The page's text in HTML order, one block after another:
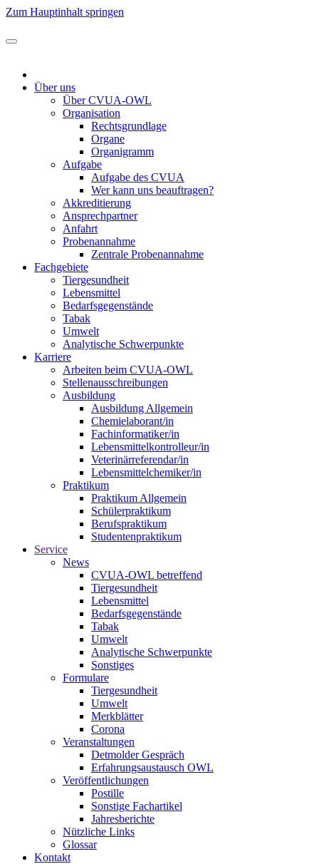
Zum Hauptinhalt springen
Über uns
Über CVUA-OWL
Organisation
Rechtsgrundlage
Organe
Organigramm
Aufgabe
Aufgabe des CVUA
Wer kann uns beauftragen?
Akkreditierung
Ansprechpartner
Anfahrt
Probenannahme
Zentrale Probenannahme
Fachgebiete
Tiergesundheit
Lebensmittel
Bedarfsgegenstände
Tabak
Umwelt
Analytische Schwerpunkte
Karriere
Arbeiten beim CVUA-OWL
Stellenausschreibungen
Ausbildung
Ausbildung Allgemein
Chemielaborant/in
Fachinformatiker/in
Lebensmittelkontrolleur/in
Veterinärreferendar/in
Lebensmittelchemiker/in
Praktikum
Praktikum Allgemein
Schülerpraktikum
Berufspraktikum
Studentenpraktikum
Service
News
CVUA-OWL betreffend
Tiergesundheit
Lebensmittel
Bedarfsgegenstände
Tabak
Umwelt
Analytische Schwerpunkte
Sonstiges
Formulare
Tiergesundheit
Umwelt
Merkblätter
Corona
Veranstaltungen
Detmolder Gespräch
Erfahrungsaustausch OWL
Veröffentlichungen
Postille
Sonstige Fachartikel
Jahresberichte
Nützliche Links
Glossar
Kontakt